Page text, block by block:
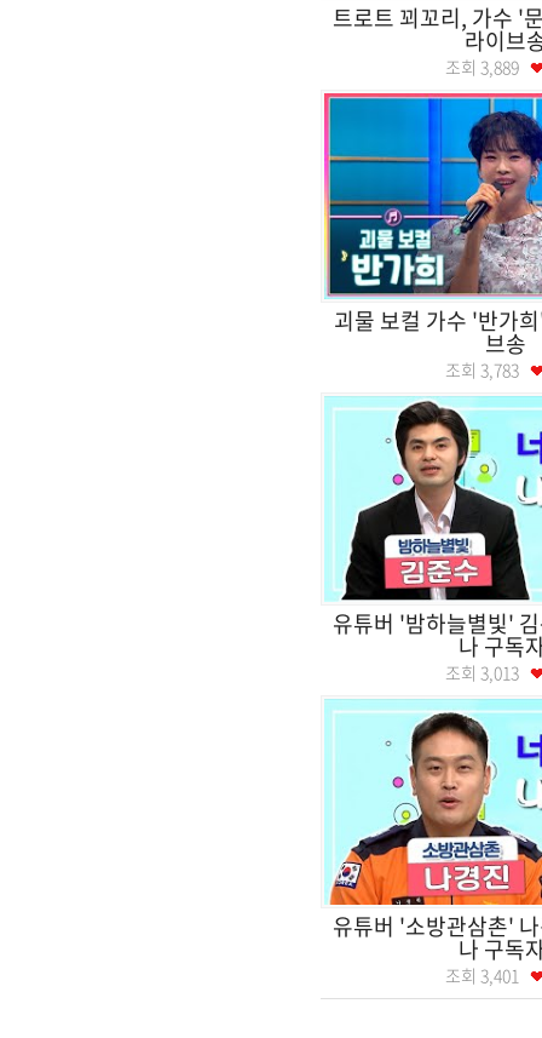
트로트 꾀꼬리, 가수 '
라이브
조회 3,889
괴물 보컬 가수 '반가
브송
조회 3,783
유튜버 '밤하늘별빛'
나 구독
조회 3,013
유튜버 '소방관삼촌'
나 구독
조회 3,401